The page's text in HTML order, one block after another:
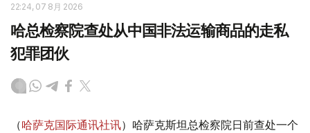
22:24, 07 8月 2026
哈总检察院查处从中国非法运输商品的走私
犯罪团伙
（哈萨克国际通讯社讯）哈萨克斯坦总检察院日前查处一个